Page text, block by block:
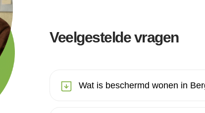
Veelgestelde vragen
Wat is beschermd wonen in